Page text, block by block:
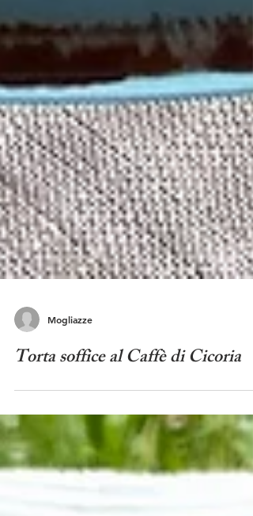
Mogliazze
Torta soffice al Caffè di Cicoria